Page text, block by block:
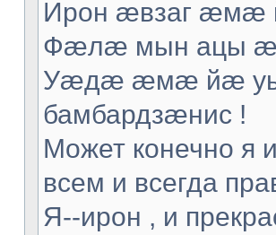
Ирон æвзаг æмæ
Фæлæ мын ацы
Уæдæ æмæ йæ
бамбардзæнис !
Может конечно я
всем и всегда
Я--ирон , и